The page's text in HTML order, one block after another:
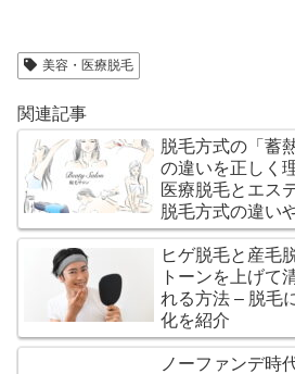
美容・医療脱毛
関連記事
脱毛方式の「蓄
の違いを正しく
医療脱毛とエス
脱毛方式の違い
いて解説
ヒゲ脱毛と産毛
トーンを上げて
れる方法 – 脱毛
化を紹介
ノーファンデ時